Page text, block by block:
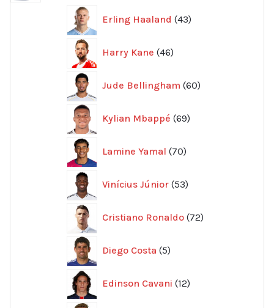
Erling Haaland 43
produkter
Harry Kane 46
produkter
Jude Bellingham 60
produkter
Kylian Mbappé 69
produkter
Lamine Yamal 70
produkter
Vinícius Júnior 53
produkter
Cristiano Ronaldo 72
produkter
Diego Costa 5
produkter
Edinson Cavani 12
produkter